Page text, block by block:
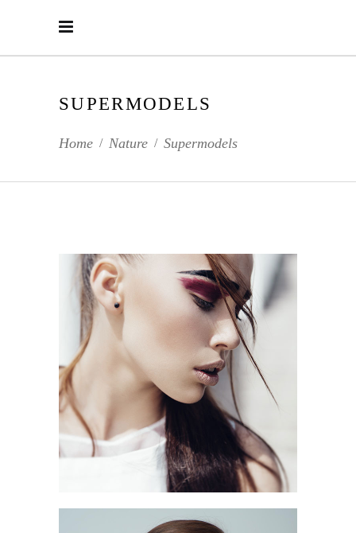
SUPERMODELS
Home / Nature / Supermodels